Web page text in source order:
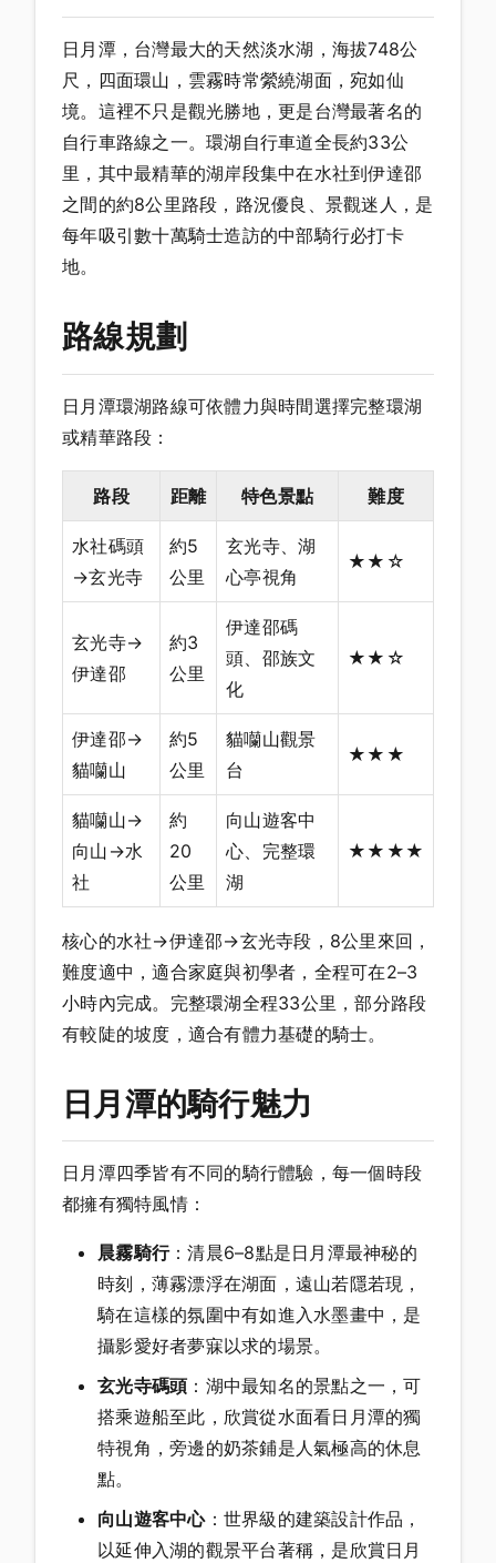
日月潭，台灣最大的天然淡水湖，海拔748公
尺，四面環山，雲霧時常縈繞湖面，宛如仙
境。這裡不只是觀光勝地，更是台灣最著名的
自行車路線之一。環湖自行車道全長約33公
里，其中最精華的湖岸段集中在水社到伊達邵
之間的約8公里路段，路況優良、景觀迷人，是
每年吸引數十萬騎士造訪的中部騎行必打卡
地。
路線規劃
日月潭環湖路線可依體力與時間選擇完整環湖
或精華路段：
路段 距離 特色景點 難度
水社碼頭
→玄光寺
約5
公里
玄光寺、湖
心亭視角
★★☆
玄光寺→
伊達邵
約3
公里
伊達邵碼
頭、邵族文
化
★★☆
伊達邵→
貓囒山
約5
公里
貓囒山觀景
台
★★★
貓囒山→
向山→水
社
約
20
公里
向山遊客中
心、完整環
湖
★★★★
核心的水社→伊達邵→玄光寺段，8公里來回，
難度適中，適合家庭與初學者，全程可在2–3
小時內完成。完整環湖全程33公里，部分路段
有較陡的坡度，適合有體力基礎的騎士。
日月潭的騎行魅力
日月潭四季皆有不同的騎行體驗，每一個時段
都擁有獨特風情：
晨霧騎行：清晨6–8點是日月潭最神秘的
時刻，薄霧漂浮在湖面，遠山若隱若現，
騎在這樣的氛圍中有如進入水墨畫中，是
攝影愛好者夢寐以求的場景。
玄光寺碼頭 ：湖中最知名的景點之一，可
搭乘遊船至此，欣賞從水面看日月潭的獨
特視角，旁邊的奶茶鋪是人氣極高的休息
點。
向山遊客中心：世界級的建築設計作品，
以延伸入湖的觀景平台著稱，是欣賞日月